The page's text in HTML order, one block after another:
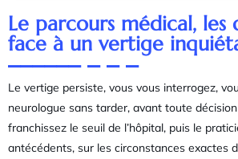
Le parcours médical, les
face à un vertige
Le vertige persiste, vous vous interrogez,
neurologue sans tarder, avant toute
franchissez le seuil de l’hôpital, puis le
antécédents, sur les circonstances exactes